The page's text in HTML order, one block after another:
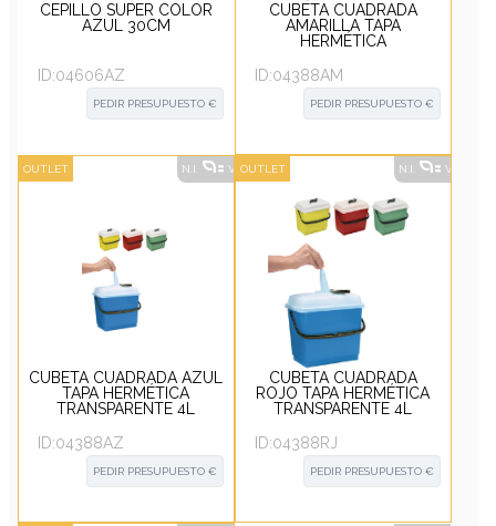
CEPILLO SUPER COLOR
AZUL 30CM
ID:04606AZ
PEDIR PRESUPUESTO €
CUBETA CUADRADA
AMARILLA TAPA
HERMÉTICA
ID:04388AM
PEDIR PRESUPUESTO €
OUTLET N.I. VER ALTERNATIVAS
CUBETA CUADRADA AZUL
TAPA HERMÉTICA
TRANSPARENTE 4L
ID:04388AZ
PEDIR PRESUPUESTO €
OUTLET N.I. VER
CUBETA CUADRADA
ROJO TAPA HERMÉTICA
TRANSPARENTE 4L
ID:04388RJ
PEDIR PRESUPUESTO €